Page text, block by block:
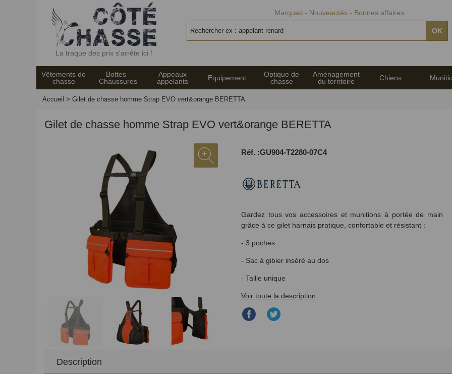
La traque des prix s'arrête ici !
Marques Nouveautés Bonnes affaires
OK
Vêtements de
chasse
Bottes -
Chaussures
Appeaux
appelants
Equipement
Optique de
chasse
Aménagement
du territoire
Chiens
Accueil > Gilet de chasse homme Strap EVO vert&orange BERETTA
Gilet de chasse homme Strap EVO vert&orange BERETTA
Réf. :GU904-T2280-07C4
Gardez tous vos accessoires et munitions à portée de main
grâce à ce gilet harnais pratique, confortable et résistant :
- 3 poches
- Sac à gibier inséré au dos
- Taille unique
Voir toute la description
Partager
Description